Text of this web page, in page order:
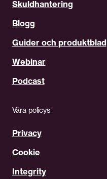
Skuldhantering
Blogg
Guider och produktblad
Webinar
Podcast
Våra policys
Privacy
Cookie
Integrity